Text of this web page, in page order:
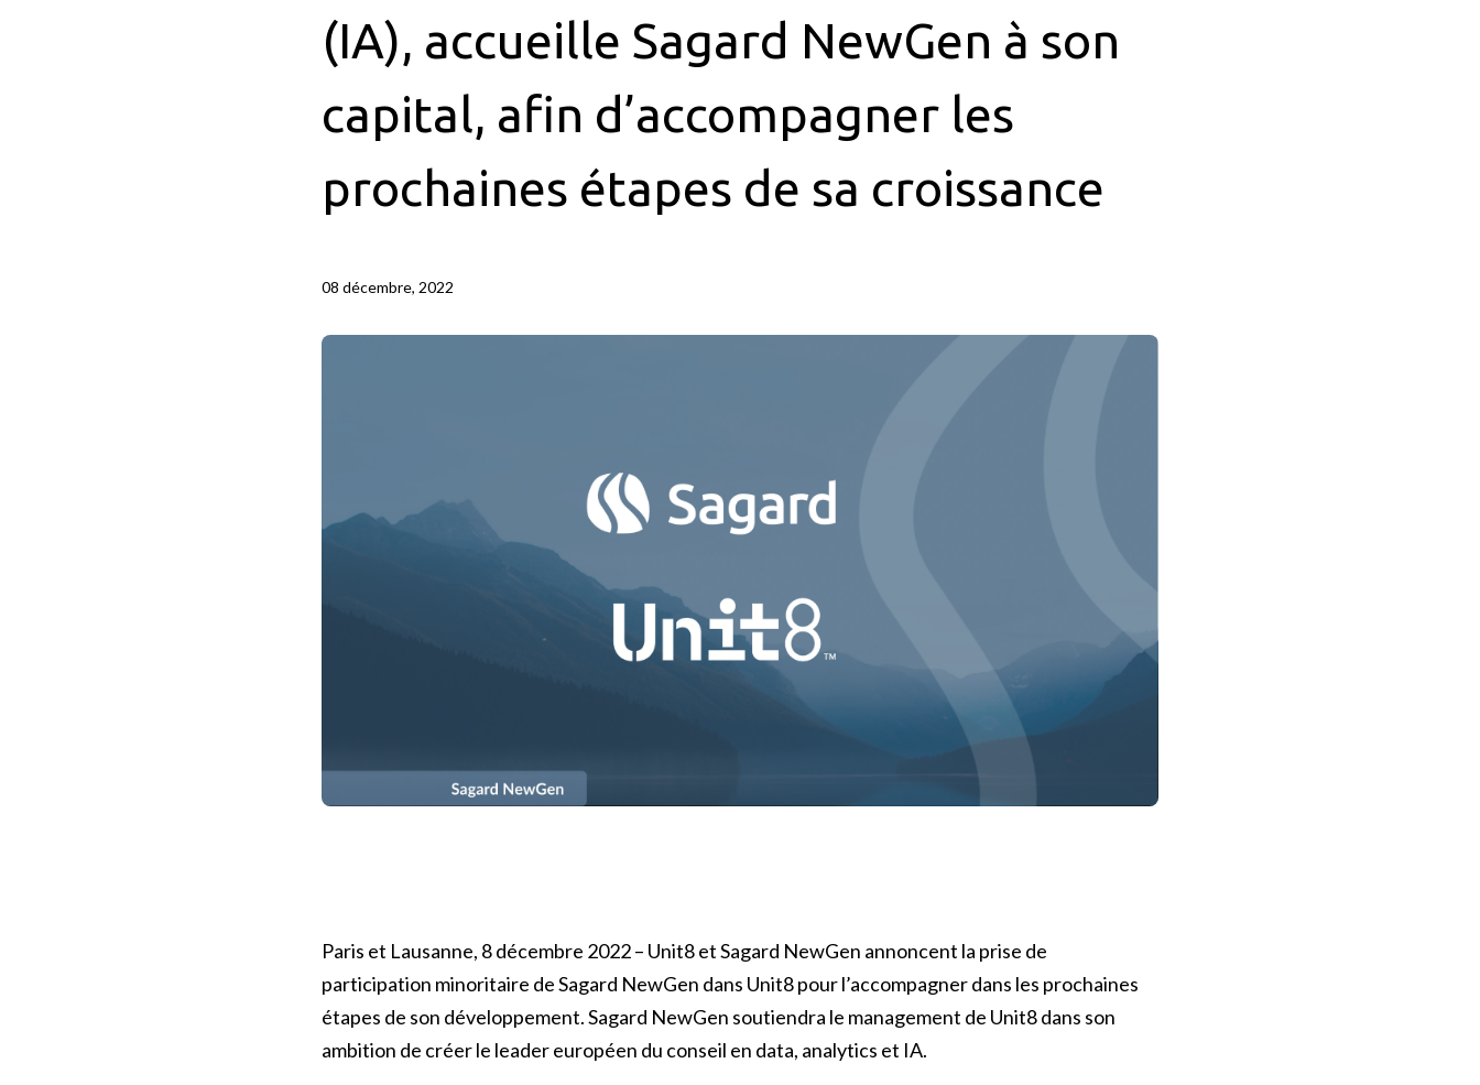
(IA), accueille Sagard NewGen à son
capital, afin d’accompagner les
prochaines étapes de sa croissance
08 décembre, 2022
Paris et Lausanne, 8 décembre 2022 – Unit8 et Sagard NewGen annoncent la prise de
participation minoritaire de Sagard NewGen dans Unit8 pour l’accompagner dans les prochaines
étapes de son développement. Sagard NewGen soutiendra le management de Unit8 dans son
ambition de créer le leader européen du conseil en data, analytics et IA.